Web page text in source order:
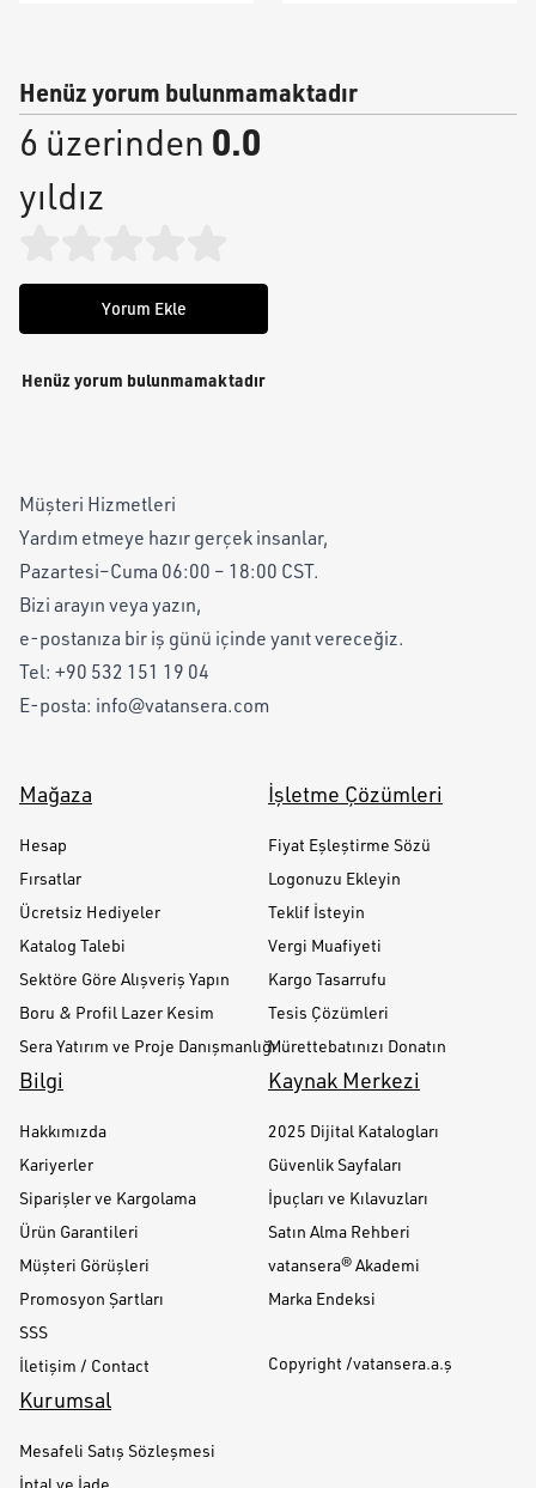
Henüz yorum bulunmamaktadır
6 üzerinden 0.0
yıldız
Yorum Ekle
Henüz yorum bulunmamaktadır
Müşteri Hizmetleri
Yardım etmeye hazır gerçek insanlar,
Pazartesi–Cuma 06:00 – 18:00 CST.
Bizi arayın veya yazın,
e-postanıza bir iş günü içinde yanıt vereceğiz.
Tel: +90 532 151 19 04
E-posta: info@vatansera.com
Mağaza
Hesap
Fırsatlar
Ücretsiz Hediyeler
Katalog Talebi
Sektöre Göre Alışveriş Yapın
Boru & Profil Lazer Kesim
Sera Yatırım ve Proje Danışmanlığı
İşletme Çözümleri
Fiyat Eşleştirme Sözü
Logonuzu Ekleyin
Teklif İsteyin
Vergi Muafiyeti
Kargo Tasarrufu
Tesis Çözümleri
Mürettebatınızı Donatın
Bilgi
Hakkımızda
Kariyerler
Siparişler ve Kargolama
Ürün Garantileri
Müşteri Görüşleri
Promosyon Şartları
SSS
İletişim / Contact
Kaynak Merkezi
2025 Dijital Katalogları
Güvenlik Sayfaları
İpuçları ve Kılavuzları
Satın Alma Rehberi
vatansera® Akademi
Marka Endeksi
Copyright /vatansera.a.ş
Kurumsal
Mesafeli Satış Sözleşmesi
İptal ve İade